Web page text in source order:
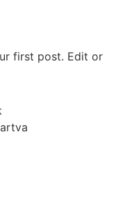
first post. Edit or